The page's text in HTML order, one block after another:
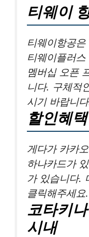
티웨이
티웨이항공
티웨이플러
멤버십 오픈
니다. 구체적
시기 바랍니
할인혜택
게다가 카카
하나카드가
가 있습니다.
클릭해주세요.
코타키
시내